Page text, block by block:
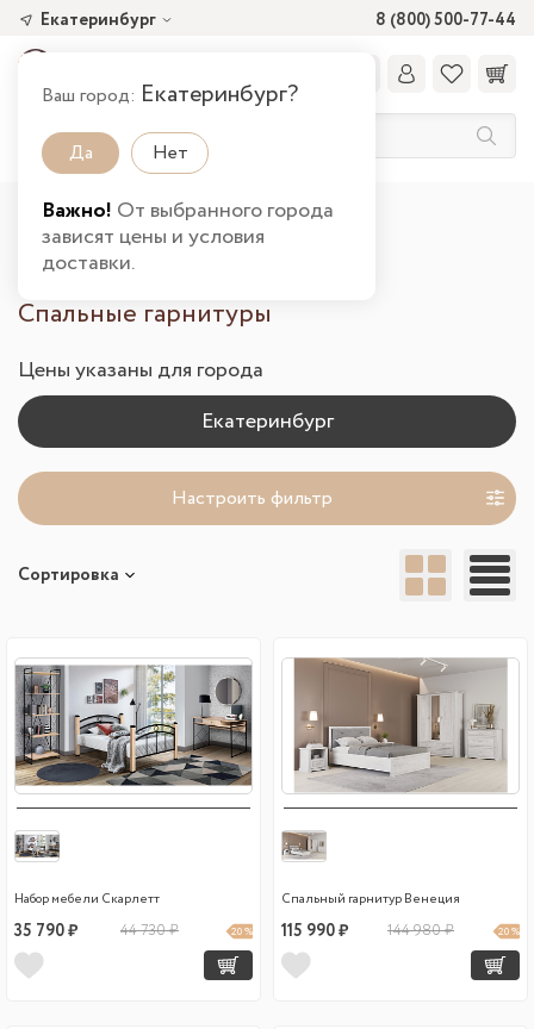
8 (800) 500-77-44
Екатеринбург
Ваш город: Екатеринбург?
Да Нет
Важно! От выбранного города
зависят цены и условия
доставки.
Главная Каталог товаров
Спальня
Спальные гарнитуры в Екатеринбурге
Спальные гарнитуры
Цены указаны для города
Настроить фильтр
Сортировка
Набор мебели Скарлетт
35 790 ₽ 44 730 ₽ 20 %
Спальный гарнитур Венеция
115 990 ₽ 144 980 ₽ 20 %